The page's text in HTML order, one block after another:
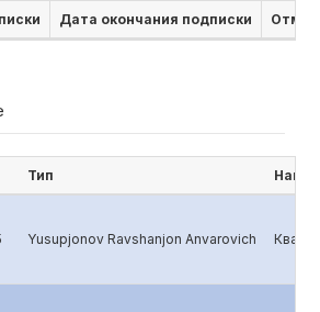
Дата окончания подписки
Тип
Yusupjonov Ravshanjon Anvarovich